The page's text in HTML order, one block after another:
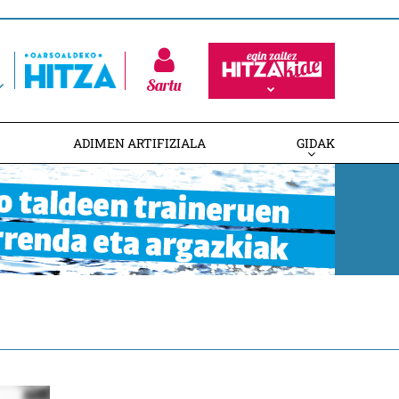
Sartu
ADIMEN ARTIFIZIALA GIDAK